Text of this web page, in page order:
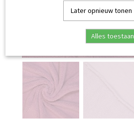
Later opnieuw tonen
Alles toestaan